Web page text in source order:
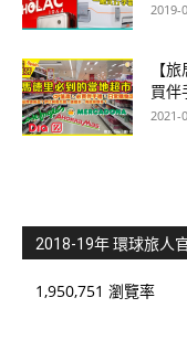
2019-
【
買伴
2021-
2018-19年 環球旅人
1,950,751 瀏覽率